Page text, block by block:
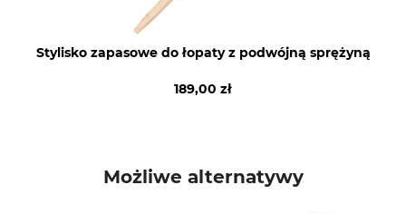
Stylisko zapasowe do łopaty z podwójną sprężyną
189,00 zł
Możliwe alternatywy